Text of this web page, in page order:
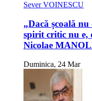
Sever VOINESCU
„Dacă școală
spirit critic nu e,
Nicolae
Duminica, 24 Mar